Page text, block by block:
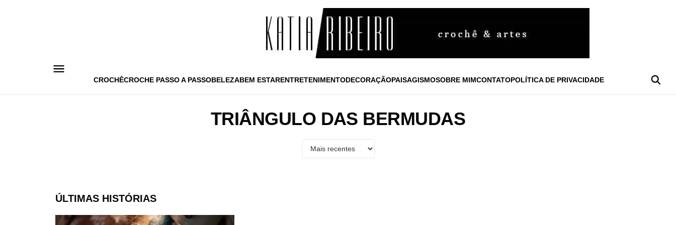
CROCHÊCROCHE PASSO A PASSOBELEZABEM ESTARENTRETENIMENTODECORAÇÃOPAISAGISMOSOBRE MIMCONTATOPOLÍTICA DE PRIVACIDADE
TRIÂNGULO DAS BERMUDAS
ÚLTIMAS HISTÓRIAS